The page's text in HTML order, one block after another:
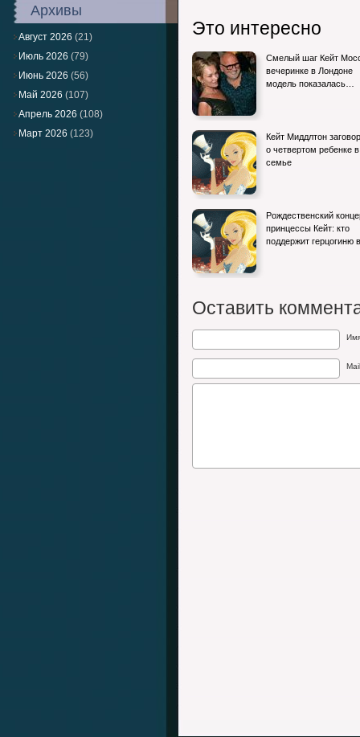
Архивы
Август 2026 (21)
Июль 2026 (79)
Июнь 2026 (56)
Май 2026 (107)
Апрель 2026 (108)
Март 2026 (123)
Это интересно
Смелый шаг Кейт
вечеринке в Лондоне
модель показалась…
Кейт Миддлтон
о четвертом ребенке в
семье
Рождественский
принцессы Кейт: кто
поддержит герцогиню в
Оставить